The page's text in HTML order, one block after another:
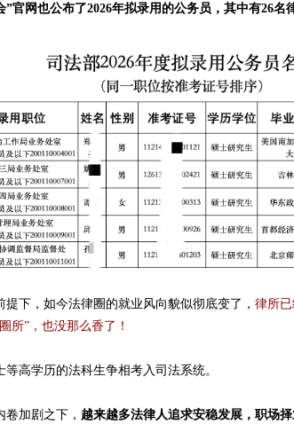
”官网也公布了2026年拟录用的公务员，其中有26名
下，如今法律圈的就业风向貌似彻底变了， 律所
所”，也没那么香了！
高学历的法科生争相考入司法系统。
加剧之下， 越来越多法律人追求安稳发展，职场